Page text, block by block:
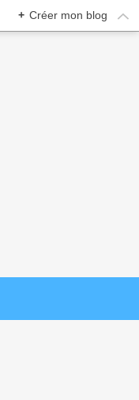
+ Créer mon blog